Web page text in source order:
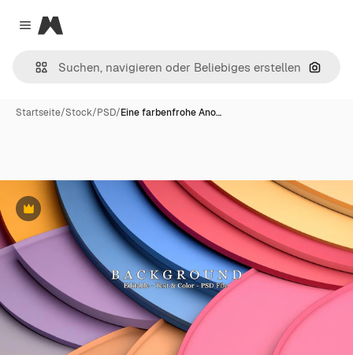
Close menu
Magnific
Nach
Startseite/Stock/PSD/Eine farbenfrohe Ano…
Premium